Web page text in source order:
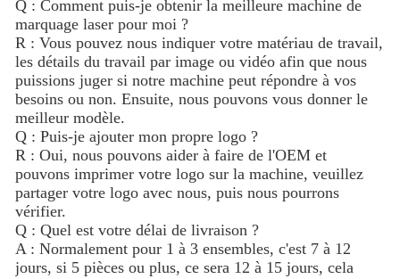
Q : Comment puis-je obtenir la meilleure machine de
marquage laser pour moi ?
R : Vous pouvez nous indiquer votre matériau de travail,
les détails du travail par image ou vidéo afin que nous
puissions juger si notre machine peut répondre à vos
besoins ou non. Ensuite, nous pouvons vous donner le
meilleur modèle.
Q : Puis-je ajouter mon propre logo ?
R : Oui, nous pouvons aider à faire de l'OEM et
pouvons imprimer votre logo sur la machine, veuillez
partager votre logo avec nous, puis nous pourrons
vérifier.
Q : Quel est votre délai de livraison ?
A : Normalement pour 1 à 3 ensembles, c'est 7 à 12
jours, si 5 pièces ou plus, ce sera 12 à 15 jours, cela